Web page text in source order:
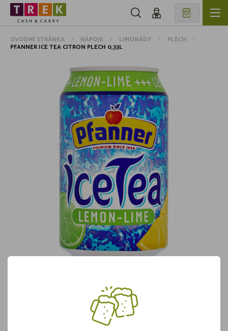
ÚVODNÍ STRÁNKA NÁPOJE LIMONÁDY PLECH
PFANNER ICE TEA CITRON PLECH 0,33L
Pfanner Ice Tea Citron PLECH 0,33l